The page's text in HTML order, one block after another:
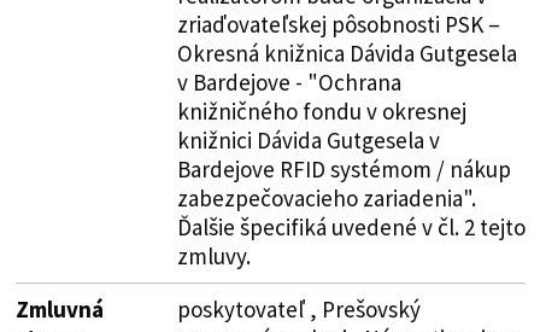
zriaďovateľskej pôsobnosti PSK –
Okresná knižnica Dávida Gutgesela
v Bardejove - "Ochrana
knižničného fondu v okresnej
knižnici Dávida Gutgesela v
Bardejove RFID systémom / nákup
zabezpečovacieho zariadenia".
Ďalšie špecifiká uvedené v čl. 2 tejto
zmluvy.
Zmluvná
poskytovateľ , Prešovský